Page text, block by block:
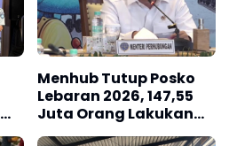
Menhub Tutup Posko
Lebaran 2026, 147,55
Juta Orang Lakukan
Perjalanan